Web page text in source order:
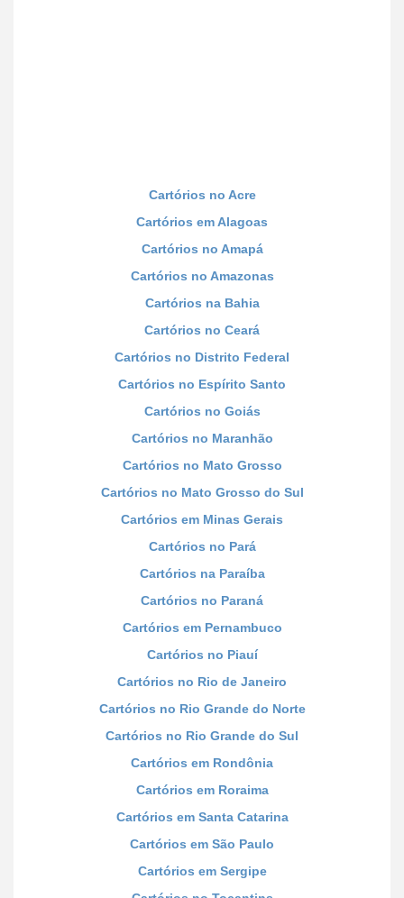
Cartórios no Acre
Cartórios em Alagoas
Cartórios no Amapá
Cartórios no Amazonas
Cartórios na Bahia
Cartórios no Ceará
Cartórios no Distrito Federal
Cartórios no Espírito Santo
Cartórios no Goiás
Cartórios no Maranhão
Cartórios no Mato Grosso
Cartórios no Mato Grosso do Sul
Cartórios em Minas Gerais
Cartórios no Pará
Cartórios na Paraíba
Cartórios no Paraná
Cartórios em Pernambuco
Cartórios no Piauí
Cartórios no Rio de Janeiro
Cartórios no Rio Grande do Norte
Cartórios no Rio Grande do Sul
Cartórios em Rondônia
Cartórios em Roraima
Cartórios em Santa Catarina
Cartórios em São Paulo
Cartórios em Sergipe